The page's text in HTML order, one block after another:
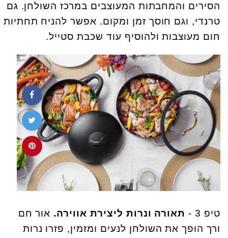
הסירים והמחבתות המעוצבים במרכז השולחן. גם
טרנדי, וגם חוסך זמן ומקום. אפשר להניח תחתיות
חום מעוצבות ולהוסיף עוד שכבת סטייל.
טיפ 3 - תאורה ונרות ליצירת אווירה. אור חם
ורך הופך את השולחן לנעים ומזמין, פזרו נרות